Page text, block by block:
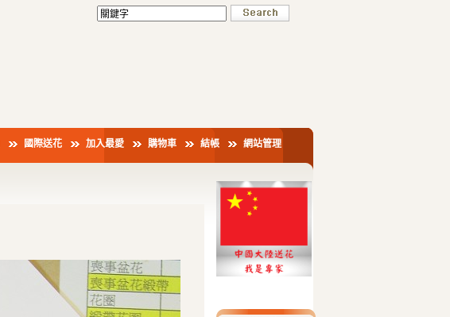
國際送花 加入最愛 購物車 結帳 網站管理